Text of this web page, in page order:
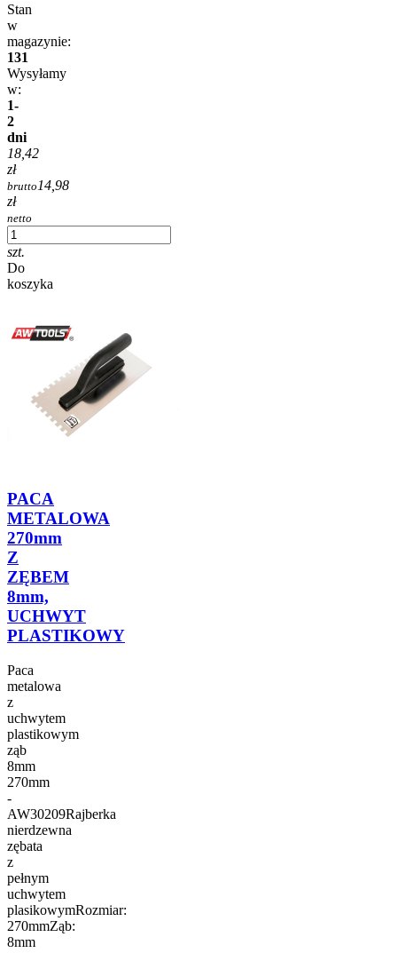
Stan
w
magazynie:
131
Wysyłamy
w:
1-
2
dni
18,42
zł
brutto 14,98
zł
netto
szt.
Do
koszyka
PACA
METALOWA
270mm
Z
ZĘBEM
8mm,
UCHWYT
PLASTIKOWY
Paca
metalowa
z
uchwytem
plastikowym
ząb
8mm
270mm
-
AW30209Rajberka
nierdzewna
zębata
z
pełnym
uchwytem
plasikowymRozmiar:
270mmZąb:
8mm